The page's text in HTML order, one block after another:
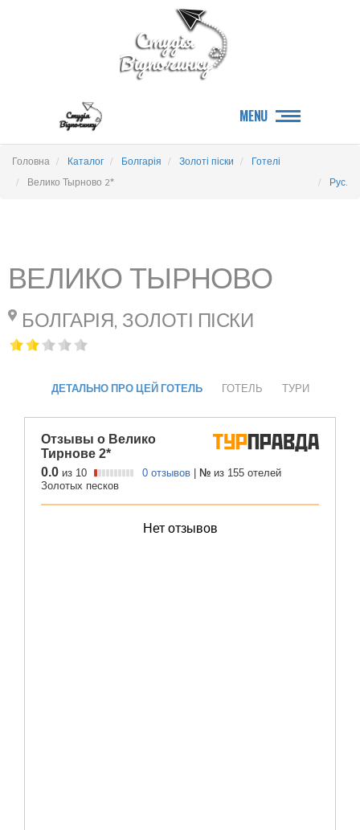
MENU
Головна Каталог Болгарія Золоті піски
Готелі
Велико Тырново 2*
Рус.
ВЕЛИКО ТЫРНОВО
БОЛГАРІЯ, ЗОЛОТІ ПІСКИ
ДЕТАЛЬНО ПРО ЦЕЙ ГОТЕЛЬ ГОТЕЛЬ ТУРИ